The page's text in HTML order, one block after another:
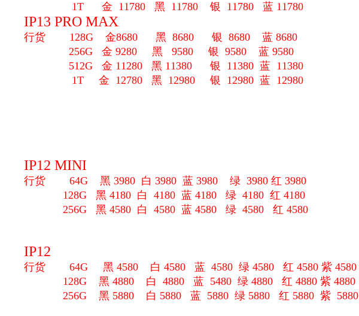
1T 金 11780 黑 11780 银 11780 蓝 11780
IP13 PRO MAX
行货 128G 金8680 黑 8680 银 8680 蓝 8680
256G 金 9280 黑 9580 银 9580 蓝 9580
512G 金 11280 黑 11380 银 11380 蓝 11380
1T 金 12780 黑 12980 银 12980 蓝 12980
IP12 MINI
行货 64G 黑 3980 白 3980 蓝 3980 绿 3980 红 3980
128G 黑 4180 白 4180 蓝 4180 绿 4180 红 4180
256G 黑 4580 白 4580 蓝 4580 绿 4580 红 4580
IP12
行货 64G 黑 4580 白 4580 蓝 4580 绿 4580 红 4580 紫 4580
128G 黑 4880 白 4880 蓝 5480 绿 4880 红 4880 紫 4880
256G 黑 5880 白 5880 蓝 5880 绿 5880 红 5880 紫 5880